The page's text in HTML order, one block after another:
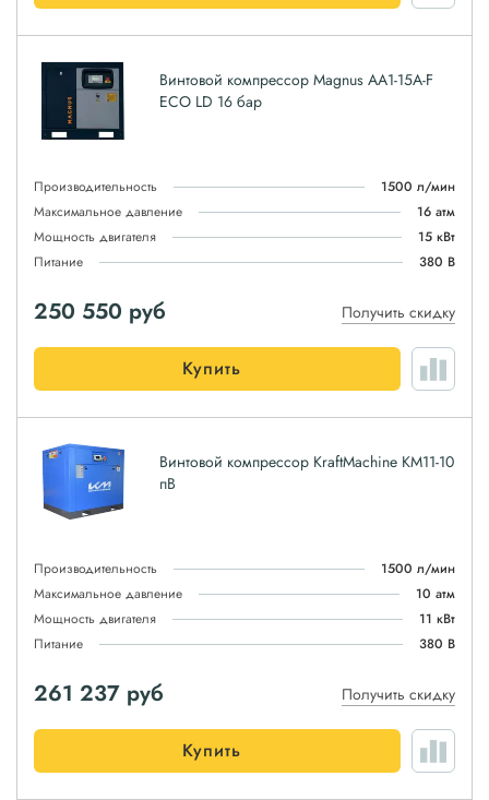
Винтовой компрессор Magnus АА1-15A-F
ЕСО LD 16 бар
Производительность
1500 л/мин
Максимальное давление
16 атм
Мощность двигателя
15 кВт
Питание
380 В
250 550 руб Получить скидку
Купить
Винтовой компрессор KraftMachine KM11-10
пВ
Производительность
1500 л/мин
Максимальное давление
10 атм
Мощность двигателя
11 кВт
Питание
380 В
261 237 руб Получить скидку
Купить